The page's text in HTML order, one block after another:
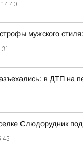
14:40
мужского
в ДТП на
Слюдорудник